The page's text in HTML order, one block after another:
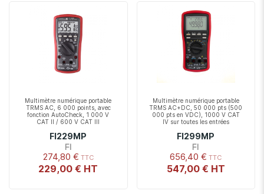
Multimètre numérique portable
TRMS AC, 6 000 points, avec
fonction AutoCheck, 1 000 V
CAT II / 600 V CAT III
FI229MP
FI
274,80 €
229,00 €
Multimètre numérique portable
TRMS AC+DC, 50 000 pts (500
000 pts en VDC), 1000 V CAT
IV sur toutes les entrées
FI299MP
FI
656,40 €
547,00 €